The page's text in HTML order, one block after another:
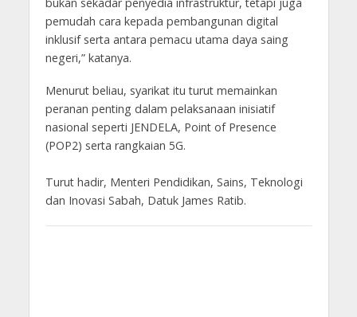
pemudah cara kepada pembangunan digital
inklusif serta antara pemacu utama daya saing
negeri,” katanya.
Menurut beliau, syarikat itu turut memainkan
peranan penting dalam pelaksanaan inisiatif
nasional seperti JENDELA, Point of Presence
(POP2) serta rangkaian 5G.
Turut hadir, Menteri Pendidikan, Sains, Teknologi
dan Inovasi Sabah, Datuk James Ratib.